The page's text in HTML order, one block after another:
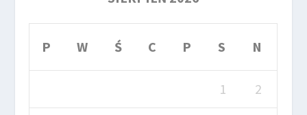
P W Ś C P S N
1 2